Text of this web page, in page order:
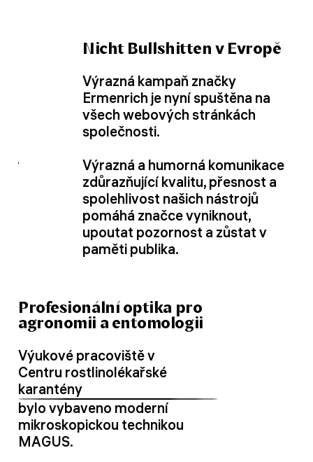
Nicht Bullshitten v Evropě
Výrazná kampaň značky
Ermenrich je nyní spuštěna na
všech webových stránkách
společnosti.
Výrazná a humorná komunikace
zdůrazňující kvalitu, přesnost a
spolehlivost našich nástrojů
pomáhá značce vyniknout,
upoutat pozornost a zůstat v
paměti publika.
Profesionální optika pro
agronomii a entomologii
Výukové pracoviště v
Centru rostlinolékařské
karantény
bylo vybaveno moderní
mikroskopickou technikou
MAGUS.